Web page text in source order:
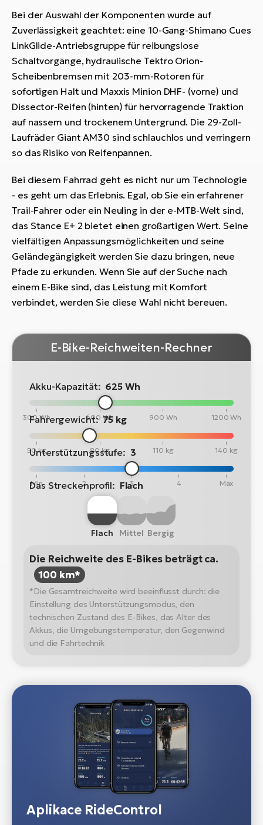
Bei der Auswahl der Komponenten wurde auf
Zuverlässigkeit geachtet: eine 10-Gang-Shimano Cues
LinkGlide-Antriebsgruppe für reibungslose
Schaltvorgänge, hydraulische Tektro Orion-
Scheibenbremsen mit 203-mm-Rotoren für
sofortigen Halt und Maxxis Minion DHF- (vorne) und
Dissector-Reifen (hinten) für hervorragende Traktion
auf nassem und trockenem Untergrund. Die 29-Zoll-
Laufräder Giant AM30 sind schlauchlos und verringern
so das Risiko von Reifenpannen.
Bei diesem Fahrrad geht es nicht nur um Technologie
- es geht um das Erlebnis. Egal, ob Sie ein erfahrener
Trail-Fahrer oder ein Neuling in der e-MTB-Welt sind,
das Stance E+ 2 bietet einen großartigen Wert. Seine
vielfältigen Anpassungsmöglichkeiten und seine
Geländegängigkeit werden Sie dazu bringen, neue
Pfade zu erkunden. Wenn Sie auf der Suche nach
einem E-Bike sind, das Leistung mit Komfort
verbindet, werden Sie diese Wahl nicht bereuen.
E-Bike-Reichweiten-Rechner
Akku-Kapazität: 625 Wh
300 Wh 600 Wh 900 Wh 1200 Wh
Fahrergewicht: 75 kg
50 kg 80 kg 110 kg 140 kg
Unterstützungsstufe: 3
Min 2 3 4 Max
Das Streckenprofil: Flach
Flach Mittel Bergig
Die Reichweite des E-Bikes beträgt ca.
100 km*
*Die Gesamtreichweite wird beeinflusst durch: die
Einstellung des Unterstützungsmodus, den
technischen Zustand des E-Bikes, das Alter des
Akkus, die Umgebungstemperatur, den Gegenwind
und die Fahrtechnik
Aplikace RideControl